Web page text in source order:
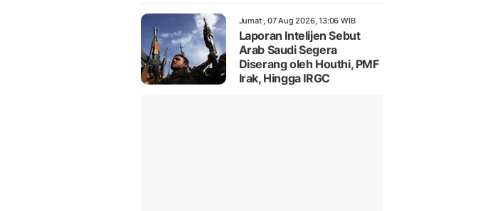
Jumat , 07 Aug 2026, 13:06 WIB
Laporan Intelijen Sebut
Arab Saudi Segera
Diserang oleh Houthi, PMF
Irak, Hingga IRGC